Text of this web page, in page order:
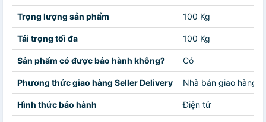
Trọng lượng sản phẩm 100 Kg
Tải trọng tối đa 100 Kg
Sản phẩm có được bảo hành không? Có
Phương thức giao hàng Seller Delivery Nhà bán giao hàng
Hình thức bảo hành Điện tử